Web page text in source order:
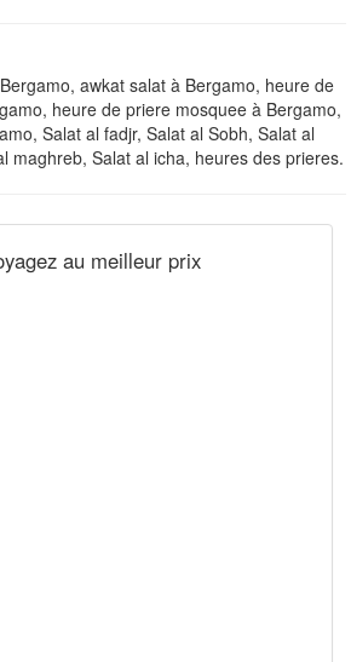
awkat salat à Bergamo, heure de
heure de priere mosquee à Bergamo,
Salat al fadjr, Salat al Sobh, Salat al
maghreb, Salat al icha, heures des prieres.
au meilleur prix